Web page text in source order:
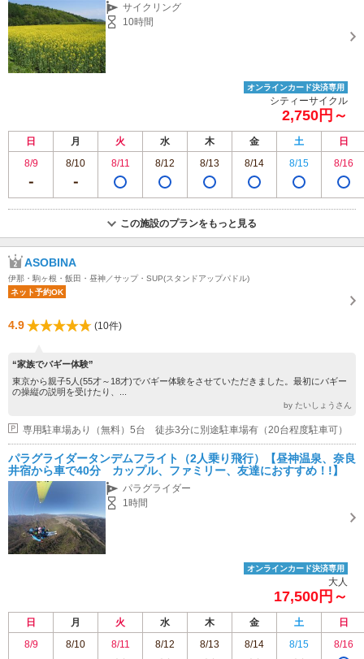
サイクリング
10時間
オンラインカード決済専用
シティーサイクル
2,750円～
日 月 火 水 木 金 土
日
8/9
8/10 8/11 8/12 8/13 8/14 8/15 8/16
この施設のプランをもっと見る
ASOBINA
伊那・駒ヶ根・飯田・昼神／サップ・SUP(スタンドアップパドル)
ネット予約OK
4.9 (10件)
“家族でバギー体験”
東京から親子5人(55才～18才)でバギー体験をさせていただきました。最初にバギー
の操縦の説明を受けたり、...
by たいしょうさん
専用駐車場あり（無料）5台 徒歩3分に別途駐車場有（20台程度駐車可）
パラグライダータンデムフライト（2人乗り飛行）【昼神温泉、奈良
井宿から車で40分 カップル、ファミリー、友達におすすめ！!】
パラグライダー
1時間
オンラインカード決済専用
大人
17,500円～
日 月 火 水 木 金 土
日
8/9
8/10 8/11 8/12 8/13 8/14 8/15 8/16